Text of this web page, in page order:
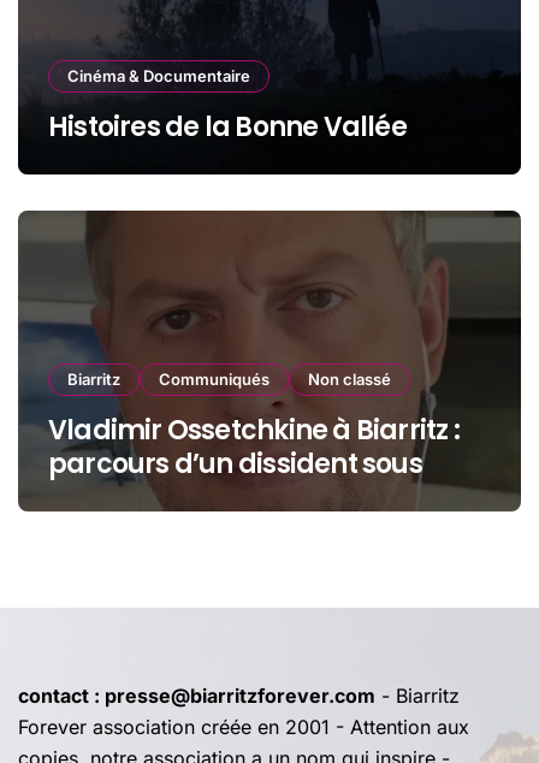
Cinéma & Documentaire
Histoires de la Bonne Vallée
Biarritz Communiqués Non classé
Vladimir Ossetchkine à Biarritz :
parcours d’un dissident sous
protection
contact : presse@biarritzforever.com - Biarritz
Forever association créée en 2001 - Attention aux
copies, notre association a un nom qui inspire -